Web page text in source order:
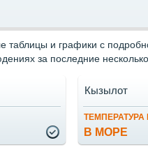
таблицы и графики с
за последние несколько
ТЕМПЕРАТУРА
В МОРЕ
Кызылот